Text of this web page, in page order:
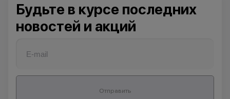
Будьте в курсе последних
новостей и акций
Отправить